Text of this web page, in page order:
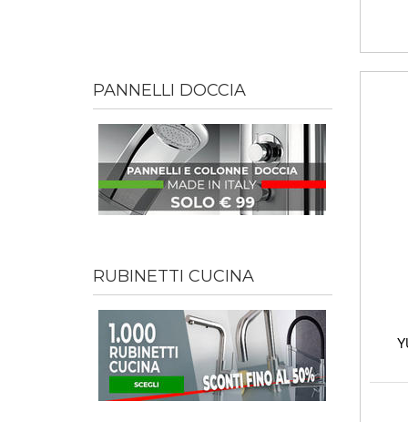
PANNELLI DOCCIA
RUBINETTI CUCINA